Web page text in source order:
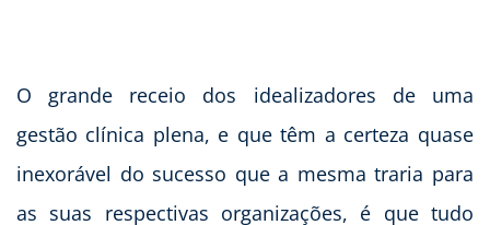
O grande receio dos idealizadores de uma
gestão clínica plena, e que têm a certeza quase
inexorável do sucesso que a mesma traria para
as suas respectivas organizações, é que tudo